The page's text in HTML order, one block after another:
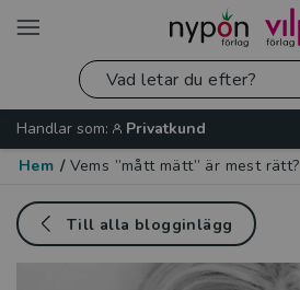
Handlar som:
Privatkund
Hem / Vems ”mått mätt” är mest rätt?
Till alla blogginlägg